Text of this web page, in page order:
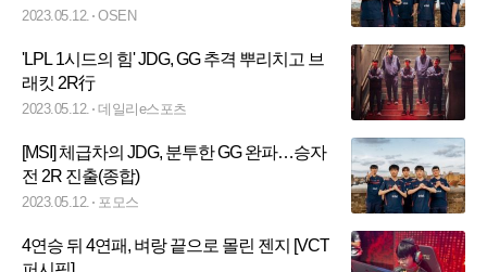
2023.05.12. OSEN
'LPL 1시드의 힘' JDG, GG 추격 뿌리치고 브
래킷 2R行
2023.05.12. 데일리e스포츠
[MSI] 체급차의 JDG, 분투한 GG 완파…승자
전 2R 진출(종합)
2023.05.12. 포모스
4연승 뒤 4연패, 벼랑 끝으로 몰린 젠지 [VCT